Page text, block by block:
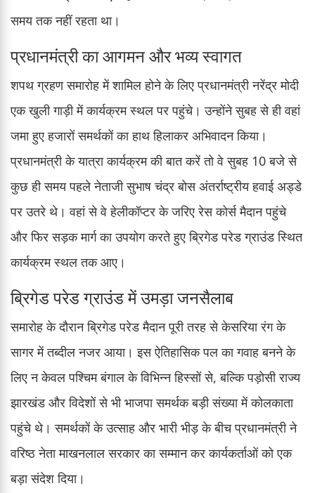
समय तक नहीं रहता था।
प्रधानमंत्री का आगमन और भव्य स्वागत
शपथ ग्रहण समारोह में शामिल होने के लिए प्रधानमंत्री नरेंद्र मोदी
एक खुली गाड़ी में कार्यक्रम स्थल पर पहुंचे। उन्होंने सुबह से ही वहां
जमा हुए हजारों समर्थकों का हाथ हिलाकर अभिवादन किया।
प्रधानमंत्री के यात्रा कार्यक्रम की बात करें तो वे सुबह 10 बजे से
कुछ ही समय पहले नेताजी सुभाष चंद्र बोस अंतर्राष्ट्रीय हवाई अड्डे
पर उतरे थे। वहां से वे हेलीकॉप्टर के जरिए रेस कोर्स मैदान पहुंचे
और फिर सड़क मार्ग का उपयोग करते हुए ब्रिगेड परेड ग्राउंड स्थित
कार्यक्रम स्थल तक आए।
ब्रिगेड परेड ग्राउंड में उमड़ा जनसैलाब
समारोह के दौरान ब्रिगेड परेड मैदान पूरी तरह से केसरिया रंग के
सागर में तब्दील नजर आया। इस ऐतिहासिक पल का गवाह बनने के
लिए न केवल पश्चिम बंगाल के विभिन्न हिस्सों से, बल्कि पड़ोसी राज्य
झारखंड और विदेशों से भी भाजपा समर्थक बड़ी संख्या में कोलकाता
पहुंचे थे। समर्थकों के उत्साह और भारी भीड़ के बीच प्रधानमंत्री ने
वरिष्ठ नेता माखनलाल सरकार का सम्मान कर कार्यकर्ताओं को एक
बड़ा संदेश दिया।